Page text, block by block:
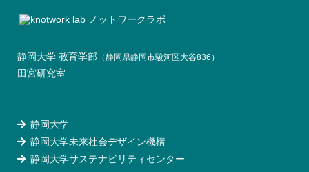
静岡大学 教育学部 （静岡県静岡市駿河区大谷836）
田宮研究室
静岡大学
静岡大学未来社会デザイン機構
静岡大学サステナビリティセンター